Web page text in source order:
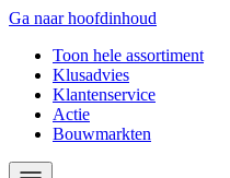
Ga naar hoofdinhoud
Toon hele assortiment
Klusadvies
Klantenservice
Actie
Bouwmarkten